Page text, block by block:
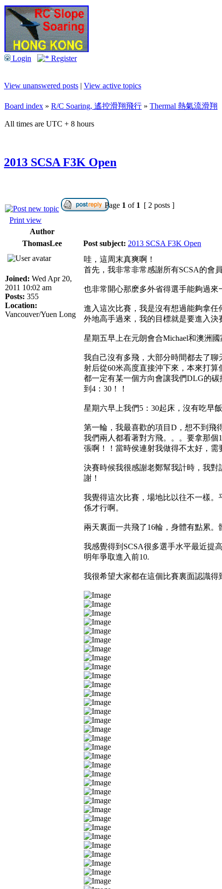
Login Register
View unanswered posts | View active topics
Board index » R/C Soaring, 遙控滑翔飛行 » Thermal 熱氣流滑翔
All times are UTC + 8 hours
2013 SCSA F3K Open
Page 1 of 1 [ 2 posts ]
Print view
Author
ThomasLee
Post subject: 2013 SCSA F3K Open
Joined: Wed Apr 20,
2011 10:02 am
Posts: 355
Location:
Vancouver/Yuen Long
哇，這周末真爽啊！
首先，我非常非常感謝所有SCSA的會
也非常開心那麽多外省得選手能夠過
進入這次比賽，我是沒有想過能夠拿
外地高手過來，我的目標就是要進入決
星期五早上在元朗會合Michael和澳洲
我自己沒有多飛，大部分時間都去了聊
射后從60米高度直接沖下來，本來打
都一定有某一個方向會讓我們DLG的
到4：30！！
星期六早上我們5：30起床，沒有吃早
第一輪，我最喜歡的項目D，想不到飛
我們兩人都看著對方飛。。。要拿那
張啊！！當時侯連射我做得不太好，需
決賽時候我很感謝老鄭幫我計時，我
謝！
我覺得這次比賽，場地比以往不一樣
係才行啊。
兩天裏面一共飛了16輪，身體有點累
我感覺得到SCSA很多選手水平最近提
明年爭取進入前10.
我很希望大家都在這個比賽裏面認識